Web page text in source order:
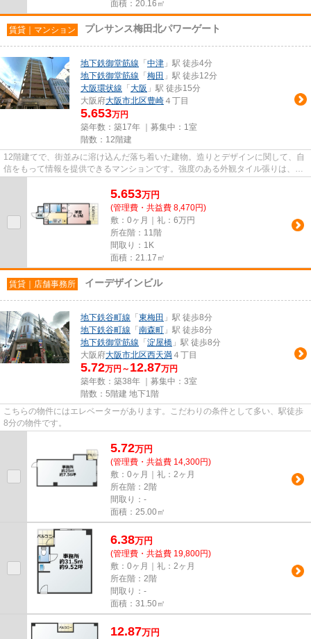
面積：20.16㎡
賃貸｜マンション プレサンス梅田北パワーゲート
地下鉄御堂筋線 「 中津 」駅 徒歩4分
地下鉄御堂筋線 「 梅田 」駅 徒歩12分
大阪環状線 「 大阪 」駅 徒歩15分
大阪府大阪市北区豊崎 ４丁目
5.653万円
築年数：築17年 ｜募集中： 1室
階数：12階建
12階建てで、街並みに溶け込んだ落ち着いた建物。造りとデザインに関して、自
信をもって情報を提供できるマンションです。強度のある外観タイル張りは、外
5.653万円
(管理費・共益費 8,470円)
敷：0ヶ月｜礼：6万円
所在階：11階
間取り：1K
面積：21.17㎡
賃貸｜店舗事務所 イーデザインビル
地下鉄谷町線 「 東梅田 」駅 徒歩8分
地下鉄谷町線 「 南森町 」駅 徒歩8分
地下鉄御堂筋線 「 淀屋橋 」駅 徒歩8分
大阪府大阪市北区西天満 ４丁目
5.72万円～ 12.87万円
築年数：築38年 ｜募集中： 3室
階数：5階建 地下1階
こちらの物件にはエレベーターがあります。こだわりの条件として多い、駅徒歩
8分の物件です。
5.72万円
(管理費・共益費 14,300円)
敷：0ヶ月｜礼：2ヶ月
所在階：2階
間取り：-
面積：25.00㎡
6.38万円
(管理費・共益費 19,800円)
敷：0ヶ月｜礼：2ヶ月
所在階：2階
間取り：-
面積：31.50㎡
12.87万円